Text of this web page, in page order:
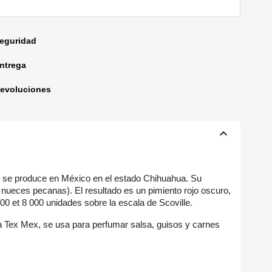
×
×
keyboard_arrow_up
produce en México en el estado Chihuahua. Su
pecanas). El resultado es un pimiento rojo oscuro,
et 8 000 unidades sobre la escala de Scoville.
Mex, se usa para perfumar salsa, guisos y carnes